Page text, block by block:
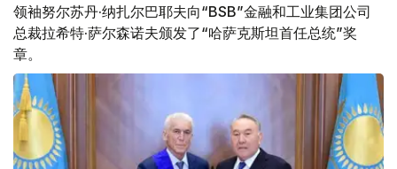
领袖努尔苏丹·纳扎尔巴耶夫向“BSB”金融和工业集团公司
总裁拉希特·萨尔森诺夫颁发了“哈萨克斯坦首任总统”奖
章。